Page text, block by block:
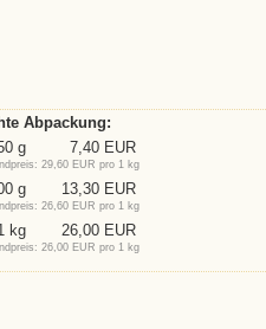
Abpackung:
g
7,40 EUR
29,60 EUR pro 1 kg
g 13,30 EUR
26,60 EUR pro 1 kg
kg 26,00 EUR
26,00 EUR pro 1 kg